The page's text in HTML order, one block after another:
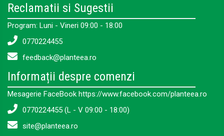
Reclamatii si Sugestii
Program: Luni - Vineri 09:00 - 18:00
0770224455
feedback@planteea.ro
Informații despre comenzi
Mesagerie FaceBook https://www.facebook.com/planteea.ro
0770224455 (L - V 09:00 - 18:00)
site@planteea.ro